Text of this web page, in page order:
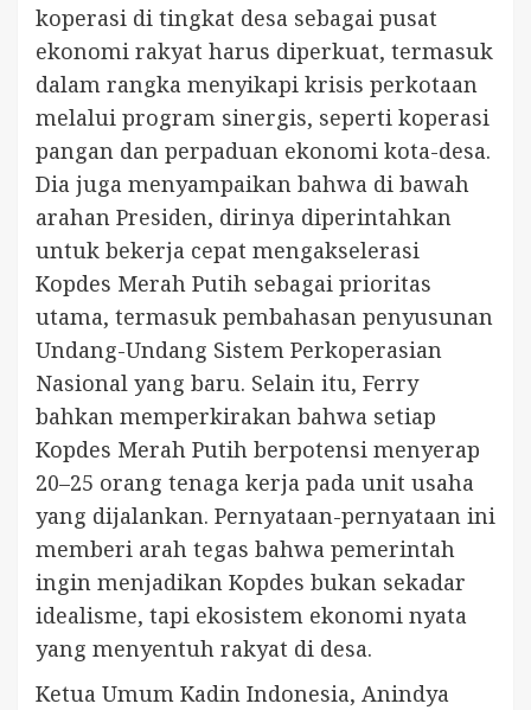
koperasi di tingkat desa sebagai pusat
ekonomi rakyat harus diperkuat, termasuk
dalam rangka menyikapi krisis perkotaan
melalui program sinergis, seperti koperasi
pangan dan perpaduan ekonomi kota-desa.
Dia juga menyampaikan bahwa di bawah
arahan Presiden, dirinya diperintahkan
untuk bekerja cepat mengakselerasi
Kopdes Merah Putih sebagai prioritas
utama, termasuk pembahasan penyusunan
Undang-Undang Sistem Perkoperasian
Nasional yang baru. Selain itu, Ferry
bahkan memperkirakan bahwa setiap
Kopdes Merah Putih berpotensi menyerap
20–25 orang tenaga kerja pada unit usaha
yang dijalankan. Pernyataan-pernyataan ini
memberi arah tegas bahwa pemerintah
ingin menjadikan Kopdes bukan sekadar
idealisme, tapi ekosistem ekonomi nyata
yang menyentuh rakyat di desa.
Ketua Umum Kadin Indonesia, Anindya